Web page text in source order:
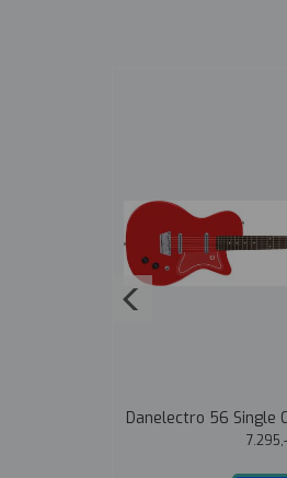
Danelectro 56 Single
Red
7.295,-